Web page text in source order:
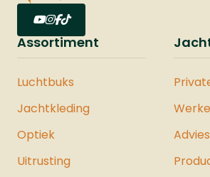
Assortiment
Luchtbuks
Jachtkleding
Optiek
Uitrusting
Advies